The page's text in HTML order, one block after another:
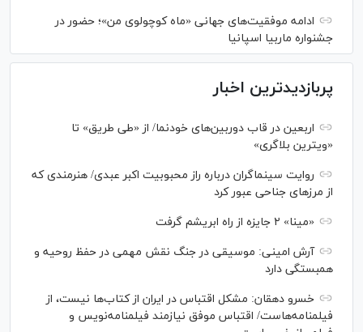
ادامه موفقیت‌های جهانی «ماه کوچولوی من»؛ حضور در
جشنواره ماربیا اسپانیا
پربازدیدترین اخبار
اربعین در قاب دوربین‌های خودنما/ از «طی طریق» تا
«ویترین بلاگری»
روایت سینماگران درباره راز محبوبیت اکبر عبدی/ هنرمندی که
از مرزهای جناحی عبور کرد
«مینا» ۲ جایزه از راه ابریشم گرفت
آرش امینی: موسیقی در جنگ نقش مهمی در حفظ روحیه و
همبستگی دارد
خسرو دهقان: مشکل اقتباس در ایران از کتاب‌ها نیست، از
فیلمنامه‌هاست/ اقتباس موفق نیازمند فیلمنامه‌نویس و